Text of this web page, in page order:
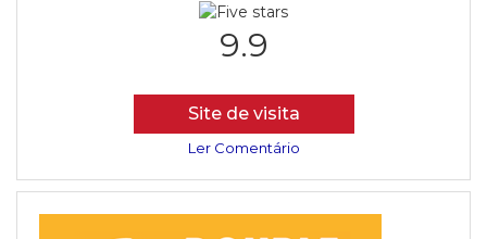
9.9
Site de visita
Ler Comentário